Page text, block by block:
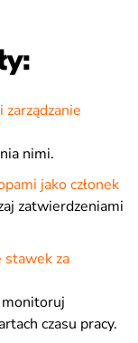
nimi.
jako członek
zatwierdzeniami
za
czasu pracy.